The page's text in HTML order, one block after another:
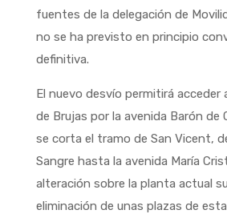
fuentes de la delegación de
no se ha previsto en principio
definitiva.
El nuevo desvío permitirá acceder
de Brujas por la avenida Barón de
se corta el tramo de San Vicent,
Sangre hasta la avenida María
alteración sobre la planta actual
eliminación de unas plazas de